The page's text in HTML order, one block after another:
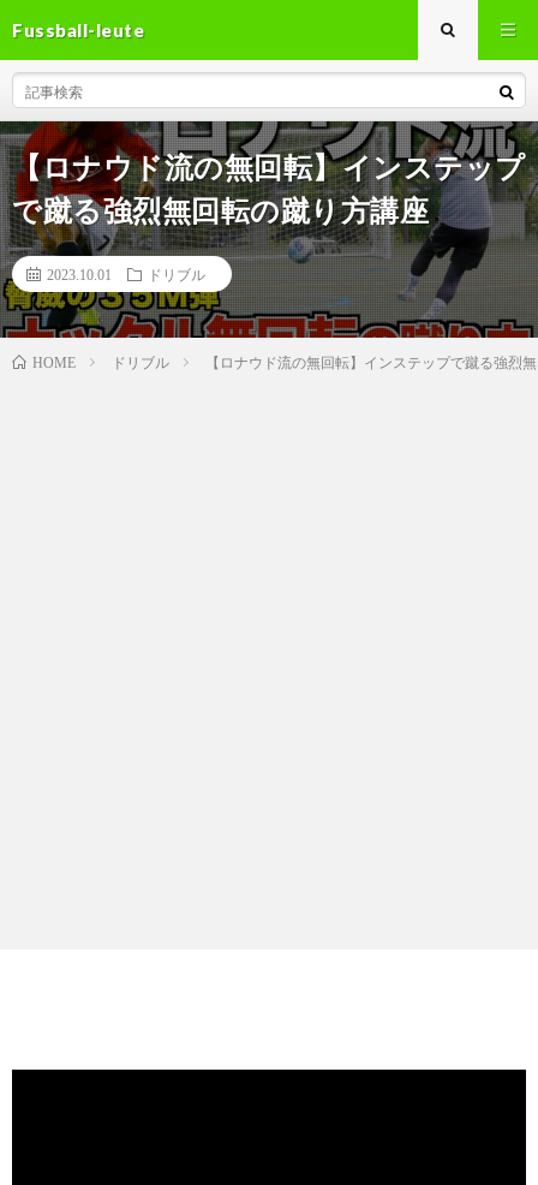
Fussball-leute
【ロナウド流の無回転】インステップ
で蹴る強烈無回転の蹴り方講座
2023.10.01 ドリブル
HOME ドリブル 【ロナウド流の無回転】インステップで蹴る強烈